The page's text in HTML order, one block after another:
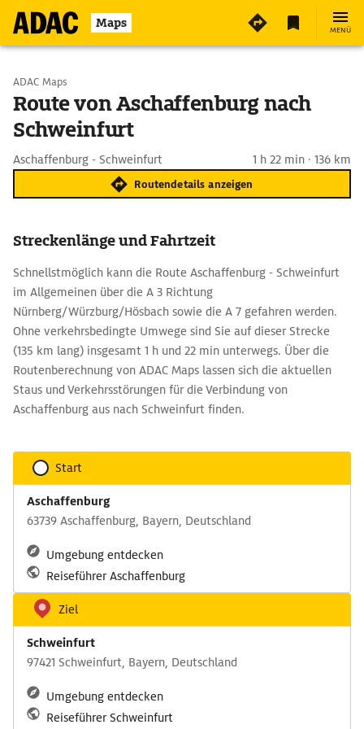
Maps MENÜ
Start wählen
Ziel eingeben
ADAC Maps
Route von Aschaffenburg nach
Schweinfurt
Aschaffenburg - Schweinfurt 1 h 22 min · 136 km
Routendetails anzeigen
Streckenlänge und Fahrtzeit
Schnellstmöglich kann die Route Aschaffenburg - Schweinfurt
im Allgemeinen über die A 3 Richtung
Nürnberg/Würzburg/Hösbach sowie die A 7 gefahren werden.
Ohne verkehrsbedingte Umwege sind Sie auf dieser Strecke
(135 km lang) insgesamt 1 h und 22 min unterwegs. Über die
Routenberechnung von ADAC Maps lassen sich die aktuellen
Staus und Verkehrsstörungen für die Verbindung von
Aschaffenburg aus nach Schweinfurt finden.
Start
Aschaffenburg
63739 Aschaffenburg, Bayern, Deutschland
Umgebung entdecken
Reiseführer Aschaffenburg
Ziel
Schweinfurt
97421 Schweinfurt, Bayern, Deutschland
Umgebung entdecken
Reiseführer Schweinfurt